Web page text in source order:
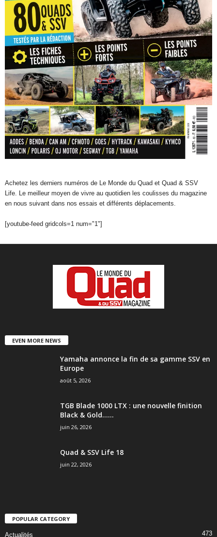
Achetez les derniers numéros de Le Monde du Quad et Quad & SSV
Life. Le meilleur moyen de vivre au quotidien les coulisses du magazine
en nous suivant dans nos essais et différents déplacements.
[youtube-feed gridcols=1 num="1"]
EVEN MORE NEWS
Yamaha annonce la fin de sa gamme SSV en
Europe
août 5, 2026
TGB Blade 1000 LTX : une nouvelle finition
Black & Gold…...
juin 26, 2026
Quad & SSV Life 18
juin 22, 2026
POPULAR CATEGORY
Actualités 473